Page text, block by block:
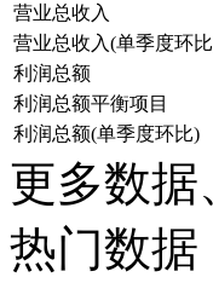
营业总收入
营业总收入(单季度环
利润总额
利润总额平衡项目
利润总额(单季度环比)
更多数
热门数据